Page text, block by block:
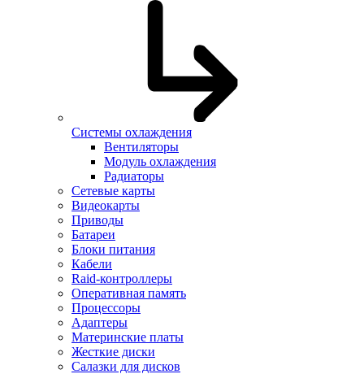
Системы охлаждения
Вентиляторы
Модуль охлаждения
Радиаторы
Сетевые карты
Видеокарты
Приводы
Батареи
Блоки питания
Кабели
Raid-контроллеры
Оперативная память
Процессоры
Адаптеры
Материнские платы
Жесткие диски
Салазки для дисков